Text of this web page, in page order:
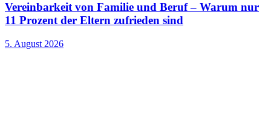
Vereinbarkeit von Familie und Beruf – Warum nur
11 Prozent der Eltern zufrieden sind
5. August 2026